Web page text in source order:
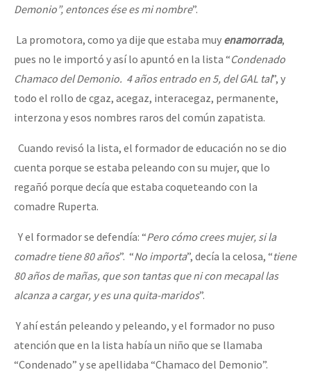
Demonio”, entonces ése es mi nombre”.
La promotora, como ya dije que estaba muy enamorrada,
pues no le importó y así lo apuntó en la lista “Condenado
Chamaco del Demonio. 4 años entrado en 5, del GAL tal”, y
todo el rollo de cgaz, acegaz, interacegaz, permanente,
interzona y esos nombres raros del común zapatista.
Cuando revisó la lista, el formador de educación no se dio
cuenta porque se estaba peleando con su mujer, que lo
regañó porque decía que estaba coqueteando con la
comadre Ruperta.
Y el formador se defendía: “Pero cómo crees mujer, si la
comadre tiene 80 años”. “No importa”, decía la celosa, “tiene
80 años de mañas, que son tantas que ni con mecapal las
alcanza a cargar, y es una quita-maridos”.
Y ahí están peleando y peleando, y el formador no puso
atención que en la lista había un niño que se llamaba
“Condenado” y se apellidaba “Chamaco del Demonio”.